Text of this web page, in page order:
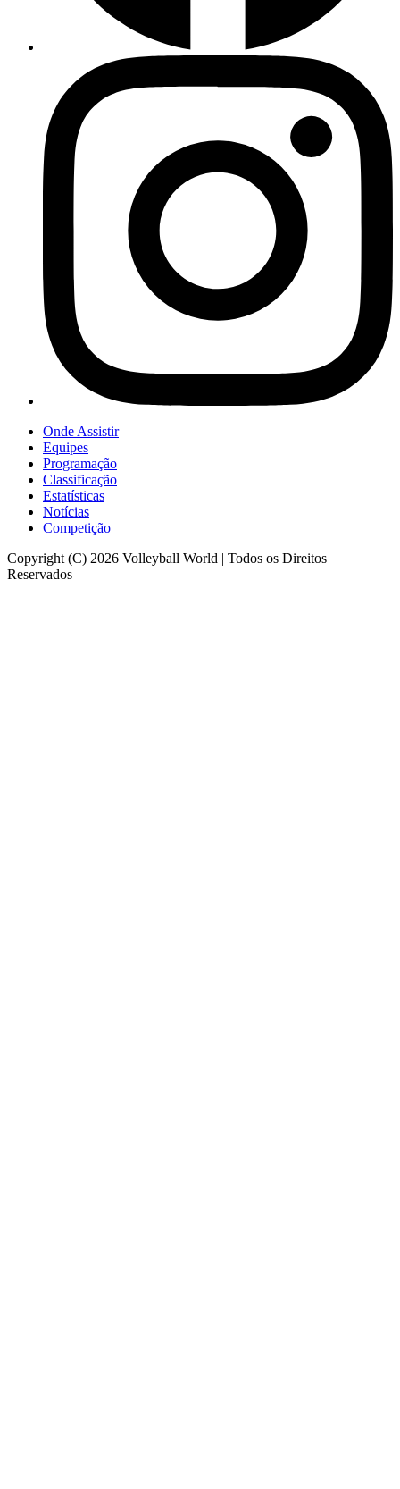
Onde Assistir
Equipes
Programação
Classificação
Estatísticas
Notícias
Competição
Copyright (C) 2026 Volleyball World | Todos os Direitos
Reservados